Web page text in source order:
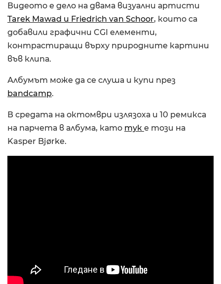
Видеото е дело на двама визуални артисти
Tarek Mawad и Friedrich van Schoor, които са
добавили графични CGI елементи,
контрастиращи върху природните картини
във клипа.
Албумът може да се слуша и купи през
bandcamp.
В средата на октомври излязоха и 10 ремикса
на парчета в албума, като тук е този на
Kasper Bjørke.